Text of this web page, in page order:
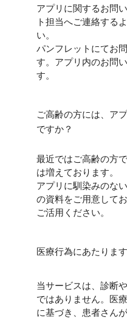
アプリに関するお問
ト担当へご連絡する
い。
パンフレットにてお
す。アプリ内のお問
す。
ご高齢の方には、ア
ですか？
最近ではご高齢の方
は増えております。
アプリに馴染みのな
の資料をご用意して
ご活用ください。
医療行為にあたりま
当サービスは、診断
ではありません。医
に基づき、患者さん